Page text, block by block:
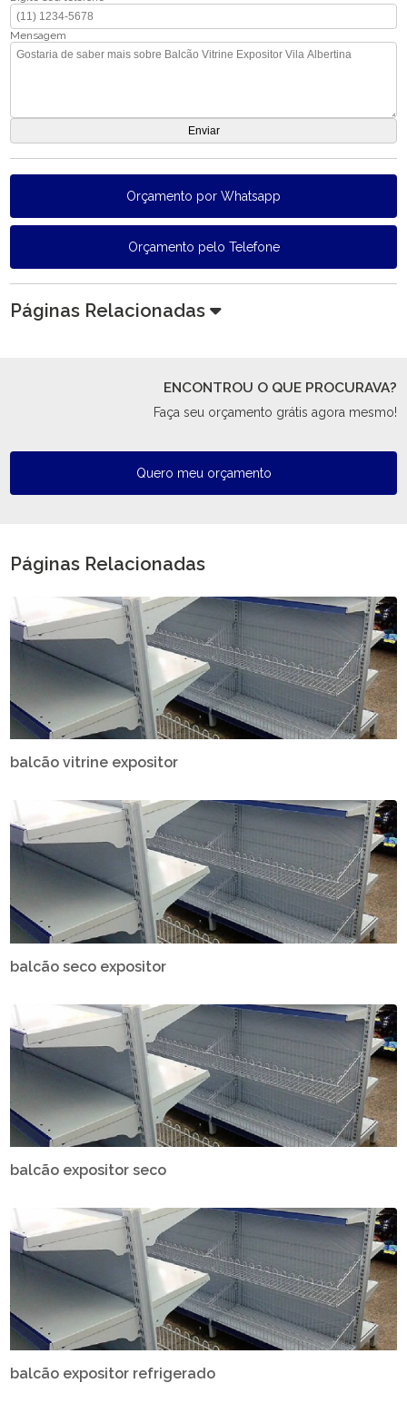
Mensagem
Orçamento por Whatsapp
Orçamento pelo Telefone
Páginas Relacionadas
ENCONTROU O QUE PROCURAVA?
Faça seu orçamento grátis agora mesmo!
Quero meu orçamento
Páginas Relacionadas
balcão vitrine expositor
balcão seco expositor
balcão expositor seco
balcão expositor refrigerado